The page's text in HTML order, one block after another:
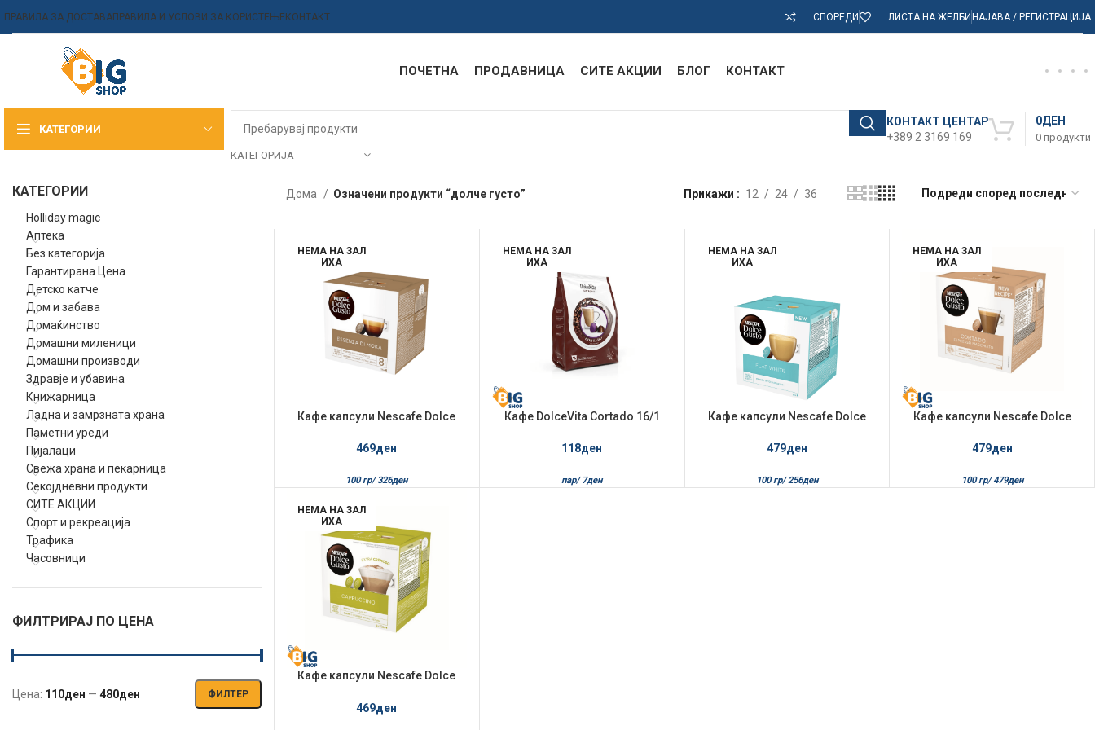
ПРАВИЛА ЗА ДОСТАВАПРАВИЛА И УСЛОВИ ЗА КОРИСТЕЊЕКОНТАКТ СПОРЕДИ ЛИСТА НА ЖЕЛБИНАЈАВА / РЕГИСТРАЦИЈА
ПОЧЕТНА ПРОДАВНИЦА СИТЕ АКЦИИ БЛОГ КОНТАКТ
КАТЕГОРИИ
КАТЕГОРИЈА
КОНТАКТ ЦЕНТАР
+389 2 3169 169
0 продукти
0ДЕН
КАТЕГОРИИ
Holliday magic
Аптека
Без категорија
Гарантирана Цена
Детско катче
Дом и забава
Домаќинство
Домашни миленици
Домашни производи
Здравје и убавина
Книжарница
Ладна и замрзната храна
Паметни уреди
Пијалаци
Свежа храна и пекарница
Секојдневни продукти
СИТЕ АКЦИИ
Спорт и рекреација
Трафика
Часовници
ФИЛТРИРАЈ ПО ЦЕНА
Мин.
Макс.
ФИЛТЕР
Цена: 110ден — 480ден
Дома Означени продукти “долче густо” Прикажи 12 24 36
НЕМА НА ЗАЛ
ИХА
Кафе капсули Nescafe Dolce
469ден
100 гр/ 326ден
НЕМА НА ЗАЛ
ИХА
Кафе DolceVita Cortado 16/1
118ден
пар/ 7ден
НЕМА НА ЗАЛ
ИХА
Кафе капсули Nescafe Dolce
479ден
100 гр/ 256ден
НЕМА НА ЗАЛ
ИХА
Кафе капсули Nescafe Dolce
479ден
100 гр/ 479ден
НЕМА НА ЗАЛ
ИХА
Кафе капсули Nescafe Dolce
469ден